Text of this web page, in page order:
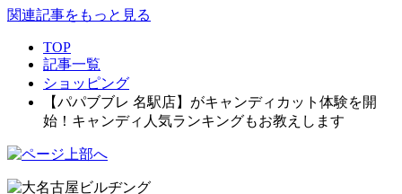
関連記事をもっと見る
TOP
記事一覧
ショッピング
【パパブブレ 名駅店】がキャンディカット体験を開
始！キャンディ人気ランキングもお教えします